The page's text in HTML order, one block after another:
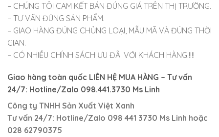
– CHÚNG TÔI CAM KẾT BÁN ĐÚNG GIÁ TRÊN THỊ TRƯỜNG.
– TƯ VẤN ĐÚNG SẢN PHẨM.
– GIAO HÀNG ĐÚNG CHỦNG LOẠI, MẪU MÃ VÀ ĐÚNG THỜI
GIAN.
– CÓ NHIỀU CHÍNH SÁCH ƯU ĐÃI VỚI KHÁCH HÀNG.!!!!
Giao hàng toàn quốc LIÊN HỆ MUA HÀNG – Tư vấn
24/7: Hotline/Zalo 098.441.3730 Ms Linh
Công ty TNHH Sản Xuất Việt Xanh
Tư vấn 24/7: Hotline/Zalo 098 441 3730 Ms Linh hoặc
028 62790375